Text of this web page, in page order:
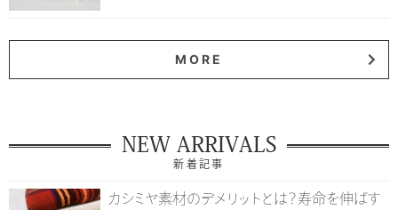
MORE
NEW ARRIVALS
新着記事
カシミヤ素材のデメリットとは？寿命を伸ばす